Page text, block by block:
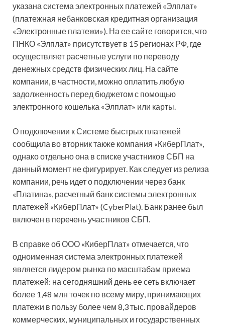
указана система электронных платежей «Элплат»
(платежная небанковская кредитная организация
«Электронные платежи»). На ее сайте говорится, что
ПНКО «Элплат» присутствует в 15 регионах РФ, где
осуществляет расчетные услуги по переводу
денежных средств физических лиц. На сайте
компании, в частности, можно оплатить любую
задолженность перед бюджетом с помощью
электронного кошелька «Элплат» или карты.
О подключении к Системе быстрых платежей
сообщила во вторник также компания «КиберПлат»,
однако отдельно она в списке участников СБП на
данный момент не фигурирует. Как следует из релиза
компании, речь идет о подключении через банк
«Платина», расчетный банк системы электронных
платежей «КиберПлат» (CyberPlat). Банк ранее был
включен в перечень участников СБП.
В справке об ООО «КиберПлат» отмечается, что
одноименная система электронных платежей
является лидером рынка по масштабам приема
платежей: на сегодняшний день ее сеть включает
более 1,48 млн точек по всему миру, принимающих
платежи в пользу более чем 8,3 тыс. провайдеров
коммерческих, муниципальных и государственных